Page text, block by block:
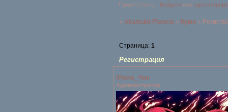
Привет, Гость! Войдите или
»Akatsuki-Planeta » Кумо »
Регистрация
Страница:1
Shana_Чан
Администратор